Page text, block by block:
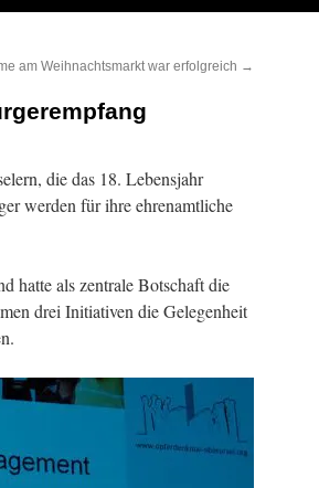
am Weihnachtsmarkt war erfolgreich →
die das 18. Lebensjahr
werden für ihre ehrenamtliche
hatte als zentrale Botschaft die
drei Initiativen die Gelegenheit